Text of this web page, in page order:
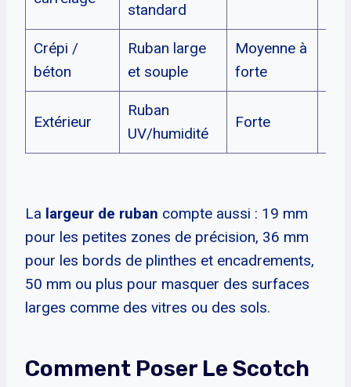
standard
Crépi /
béton
Ruban large
et souple
Moyenne à
forte
Extérieur
Ruban
UV/humidité
Forte
La largeur de ruban compte aussi : 19 mm
pour les petites zones de précision, 36 mm
pour les bords de plinthes et encadrements,
50 mm ou plus pour masquer des surfaces
larges comme des vitres ou des sols.
Comment Poser Le Scotch